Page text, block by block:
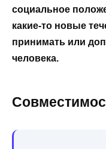
социальное
какие-то новые
принимать или
человека.